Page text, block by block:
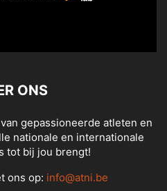
ONS
gepassioneerde atleten en
nationale en internationale
tot bij jou brengt!
ons op: info@atni.be